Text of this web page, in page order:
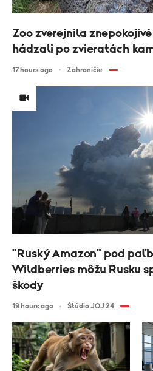
Zoo zverejnila
hádzali po zvieratách
17 hours ago Zahraničie
"Ruský Amazon" pod
Wildberries môžu Rusku
škody
19 hours ago Štúdio JOJ 24